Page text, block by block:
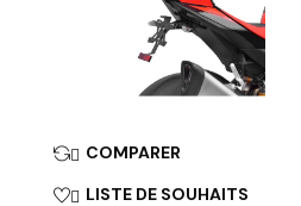
 COMPARER
 LISTE DE SOUHAITS